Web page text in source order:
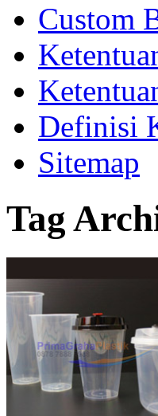
Custom
Definisi
Sitemap
Tag